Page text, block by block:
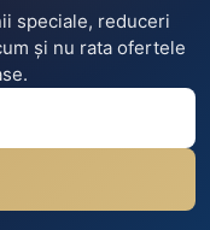
speciale, reduceri
și nu rata ofertele